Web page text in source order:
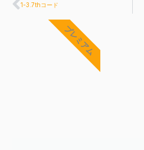
Prev
1-3.7thコード
プレミアム